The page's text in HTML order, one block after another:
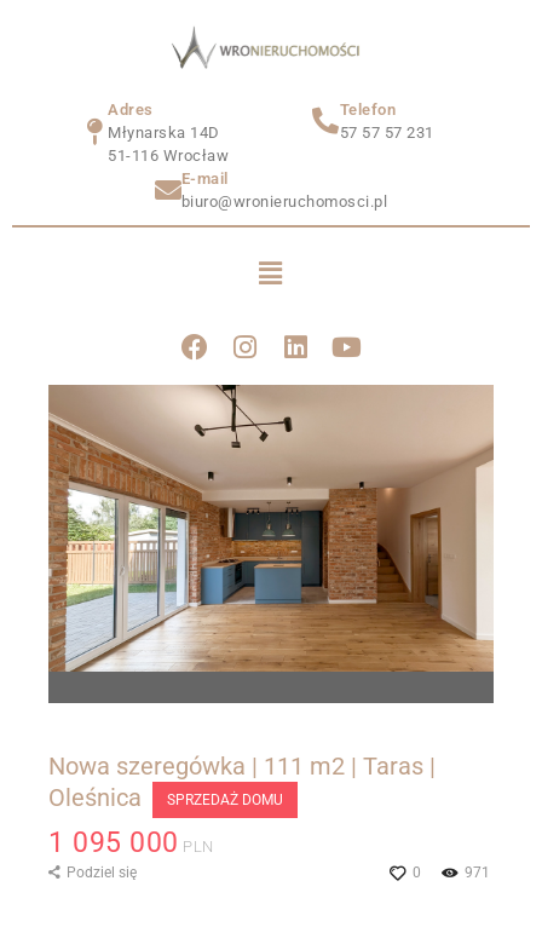
Adres
Młynarska 14D
51-116 Wrocław
Telefon
57 57 57 231
E-mail
biuro@wronieruchomosci.pl
Nowa szeregówka | 111 m2 | Taras |
Oleśnica
SPRZEDAŻ DOMU
1 095 000 PLN
971
0
Podziel się